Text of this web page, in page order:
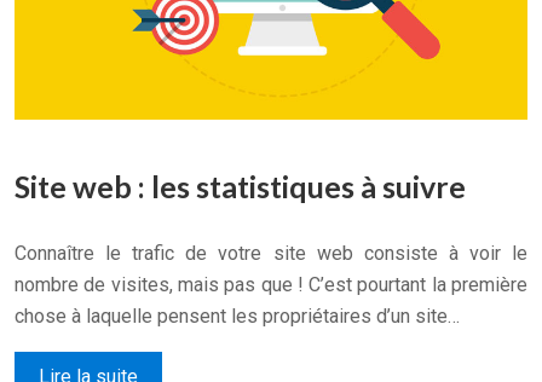
Site web : les statistiques à suivre
Connaître le trafic de votre site web consiste à voir le
nombre de visites, mais pas que ! C’est pourtant la première
chose à laquelle pensent les propriétaires d’un site…
Lire la suite